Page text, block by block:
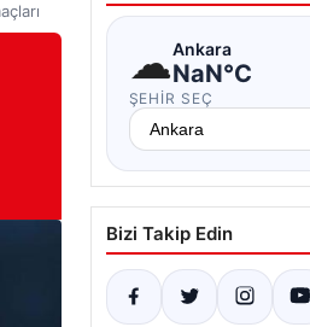
☁Ankara
NaN°C
ŞEHIR SEÇ
Bizi Takip Edin